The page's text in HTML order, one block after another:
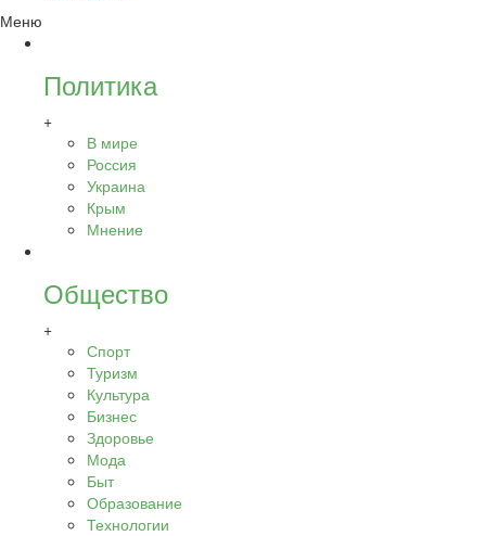
Меню
Политика
+
В мире
Россия
Украина
Крым
Мнение
Общество
+
Спорт
Туризм
Культура
Бизнес
Здоровье
Мода
Быт
Образование
Технологии